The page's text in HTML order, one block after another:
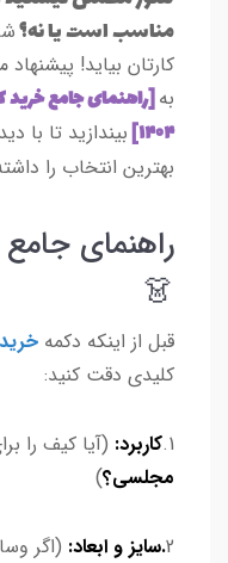
مناسب است یا نه؟
کارتان بیاید!
به[راهنمای جامع
۱۴۰۴] بیندازید تا با
بهترین انتخاب را
راهنمای
👗
قبل از اینکه دکمه
کلیدی دقت کنید:
1. کاربرد: (آیا کیف را
مجلسی؟)
2.سایز و ابعاد: (اگر